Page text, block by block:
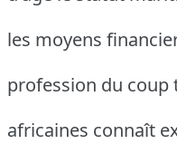
les moyens
profession du coup
africaines connaît